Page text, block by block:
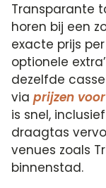
Transparante
horen bij een
exacte prijs
optionele
dezelfde
viaprijzen
is snel,
draagtas
venues zoals
binnenstad.